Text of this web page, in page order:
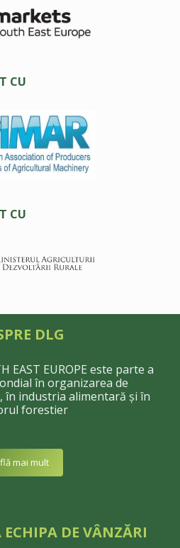
CU
CU
DLG
EAST EUROPE este parte a
în organizarea de
în industria alimentară şi în
forestier
mai mult
DE VÂNZĂRI